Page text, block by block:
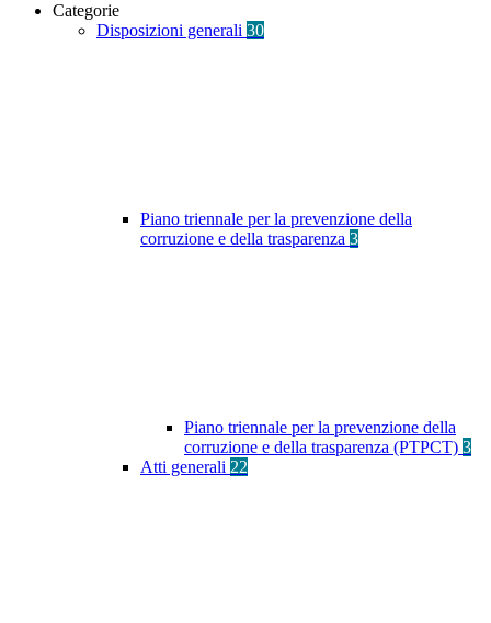
Categorie
Disposizioni generali 30
Piano triennale per la prevenzione della
corruzione e della trasparenza 3
Piano triennale per la prevenzione della
corruzione e della trasparenza (PTPCT) 3
Atti generali 22